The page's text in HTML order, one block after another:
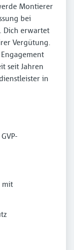
Montierer
bei
Dich erwartet
Vergütung.
seit Jahren
in
mit